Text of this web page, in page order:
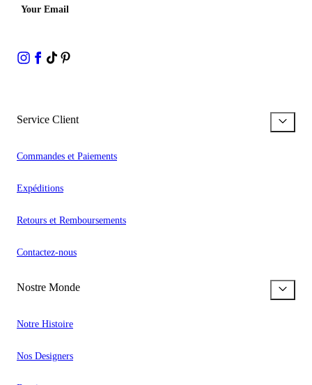
Your Email
Service Client
Commandes et Paiements
Expéditions
Retours et Remboursements
Contactez-nous
Nostre Monde
Notre Histoire
Nos Designers